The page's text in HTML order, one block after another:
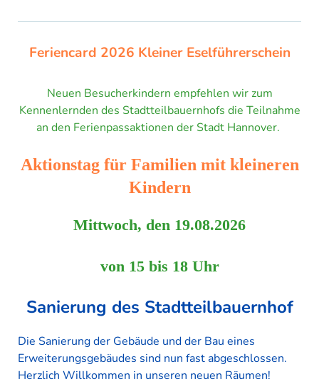
Feriencard 2026 Kleiner Eselführerschein
Neuen Besucherkindern empfehlen wir zum
Kennenlernden des Stadtteilbauernhofs die Teilnahme
an den Ferienpassaktionen der Stadt Hannover.
Aktionstag für Familien mit kleineren
Kindern
Mittwoch, den 19.08.2026
von 15 bis 18 Uhr
Sanierung des Stadtteilbauernhof
Die Sanierung der Gebäude und der Bau eines
Erweiterungsgebäudes sind nun fast abgeschlossen.
Herzlich Willkommen in unseren neuen Räumen!